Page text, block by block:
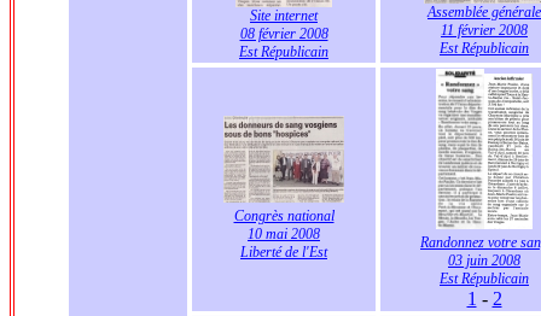
Site internet
08 février 2008
Est Républicain
Assemblée générale
11 février 2008
Est Républicain
Congrès national
10 mai 2008
Liberté de l'Est
Randonnez votre
03 juin 2008
Est Républicain
1 - 2